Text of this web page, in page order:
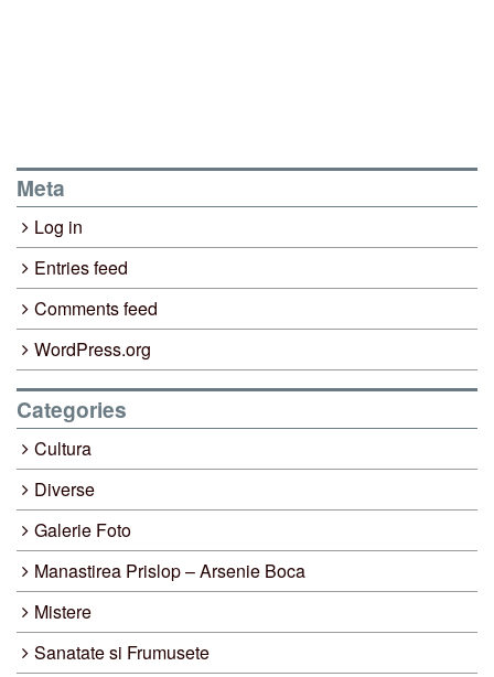
Meta
Log in
Entries feed
Comments feed
WordPress.org
Categories
Cultura
Diverse
Galerie Foto
Manastirea Prislop – Arsenie Boca
Mistere
Sanatate si Frumusete